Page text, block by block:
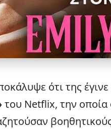
ότι της
του Netflix, την